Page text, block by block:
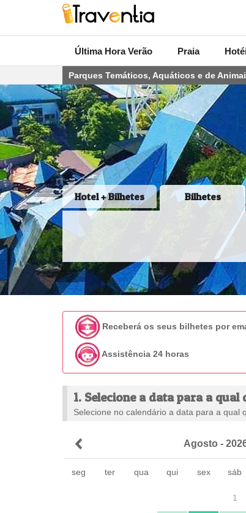
Última Hora Verão Praia
Parques Temáticos, Aquáticos e de
Hotel + Bilhetes Bilhetes
Receberá os seus bilhetes por
Assistência 24 horas
1. Selecione a data para a qual
Selecione no calendário a data para a qual
Agosto -
seg ter qua qui sex sáb
1